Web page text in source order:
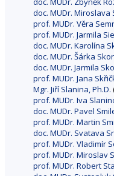
doc. MUDr. Miroslava
prof. MUDr. Věra
prof. MUDr. Jarmila
doc. MUDr. Karolína
doc. MUDr. Šárka
doc. MUDr. Jarmila
prof. MUDr. Jana
Mgr. Jiří Slanina, Ph.D.
prof. MUDr. Iva
doc. MUDr. Pavel
prof. MUDr. Martin
doc. MUDr. Svatava
prof. MUDr. Vladimír
prof. MUDr. Miroslav
prof. MUDr. Robert